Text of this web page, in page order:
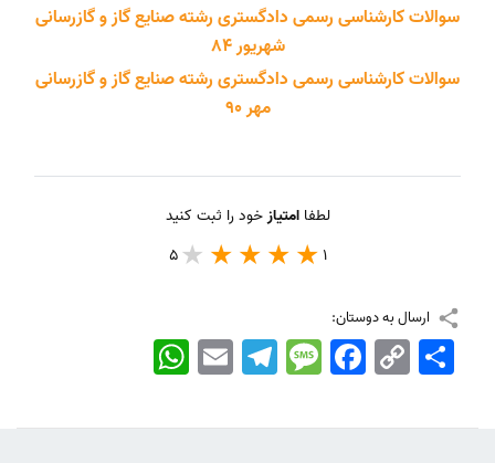
سوالات کارشناسی رسمی دادگستری رشته صنایع گاز و گازرسانی
شهریور 84
سوالات کارشناسی رسمی دادگستری رشته صنایع گاز و گازرسانی
مهر 90
لطفاامتیازخود را ثبت کنید
1
5
ارسال به دوستان:
WhatsApp EmailTelegramMessageFacebook Copy
Link
اشتراک